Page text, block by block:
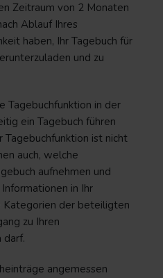
Zeitraum von 2 Monaten
Ablauf Ihres
haben, Ihr Tagebuch für
und zu
Tagebuchfunktion in der
ein Tagebuch führen
ist nicht
auch, welche
aufnehmen und
in Ihr
Kategorien der beteiligten
zu Ihren
darf.
angemessen